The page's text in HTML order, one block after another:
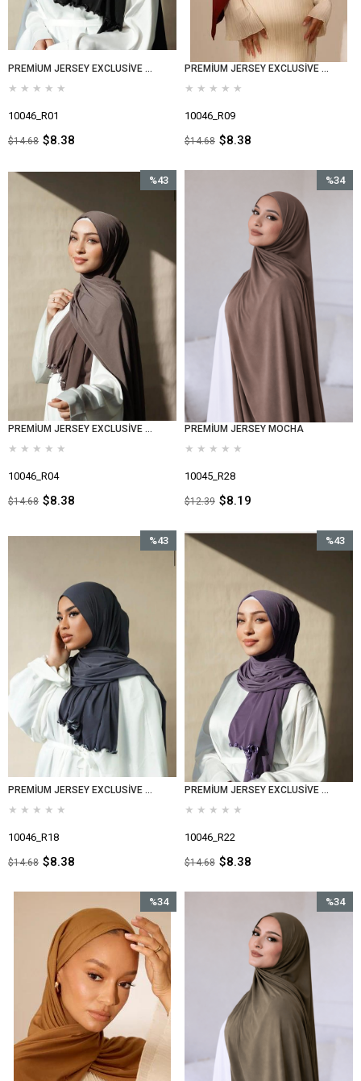
PREMİUM JERSEY EXCLUSİVE SİYAH
★ ★ ★ ★ ★
10046_R01
$8.38
$14.68
PREMİUM JERSEY EXCLUSİVE BORDO
★ ★ ★ ★ ★
10046_R09
$8.38
$14.68
PREMİUM JERSEY EXCLUSİVE VİZON
★ ★ ★ ★ ★
10046_R04
$8.38
$14.68
%43
İndirim
PREMİUM JERSEY MOCHA
★ ★ ★ ★ ★
10045_R28
$8.19
$12.39
%34
PREMİUM JERSEY EXCLUSİVE FÜME
★ ★ ★ ★ ★
10046_R18
$8.38
$14.68
%43
PREMİUM JERSEY EXCLUSİVE LİLA
★ ★ ★ ★ ★
10046_R22
$8.38
$14.68
%43
İndirim
%34
İndirim
%34İndirim
%34